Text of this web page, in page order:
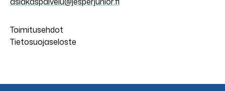
Toimitusehdot
Tietosuojaseloste